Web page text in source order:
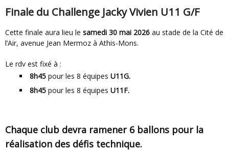
Finale du Challenge Jacky Vivien U11 G/F
Cette finale aura lieu le samedi 30 mai 2026 au stade de la Cité de
l’Air, avenue Jean Mermoz à Athis-Mons.
Le rdv est fixé à :
8h45 pour les 8 équipes U11G.
8h45 pour les 8 équipes U11F.
Chaque club devra ramener 6 ballons pour la
réalisation des défis technique.